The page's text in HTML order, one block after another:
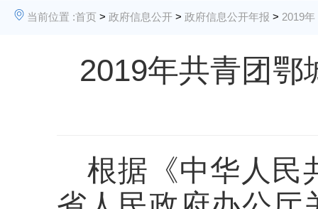
当前位置 :首页 > 政府信息公开 > 政府信息公开年报 > 2019年
2019年共青团鄂
根据《中华人民